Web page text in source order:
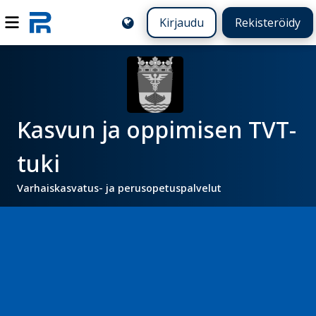
Kirjaudu Rekisteröidy
Kasvun ja oppimisen TVT-
tuki
Varhaiskasvatus- ja perusopetuspalvelut